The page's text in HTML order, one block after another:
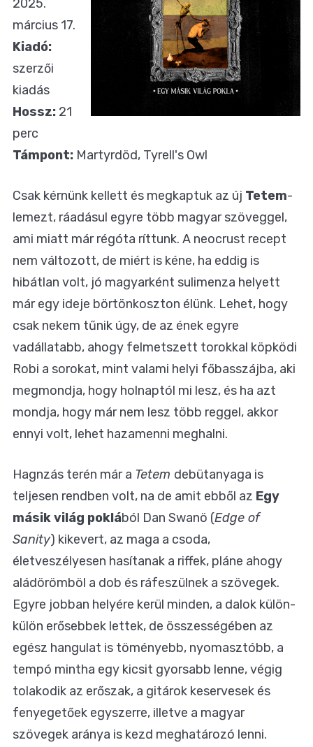
2025.
március 17.
Kiadó:
szerzői
kiadás
Hossz: 21
perc
Támpont: Martyrdöd, Tyrell's Owl
Csak kérnünk kellett és megkaptuk az új Tetem-
lemezt, ráadásul egyre több magyar szöveggel,
ami miatt már régóta ríttunk. A neocrust recept
nem változott, de miért is kéne, ha eddig is
hibátlan volt, jó magyarként sulimenza helyett
már egy ideje börtönkoszton élünk. Lehet, hogy
csak nekem tűnik úgy, de az ének egyre
vadállatabb, ahogy felmetszett torokkal köpködi
Robi a sorokat, mint valami helyi főbasszájba, aki
megmondja, hogy holnaptól mi lesz, és ha azt
mondja, hogy már nem lesz több reggel, akkor
ennyi volt, lehet hazamenni meghalni.
Hagnzás terén már a Tetem debütanyaga is
teljesen rendben volt, na de amit ebből az Egy
másik világ poklából Dan Swanö (Edge of
Sanity) kikevert, az maga a csoda,
életveszélyesen hasítanak a riffek, pláne ahogy
aládörömböl a dob és ráfeszülnek a szövegek.
Egyre jobban helyére kerül minden, a dalok külön-
külön erősebbek lettek, de összességében az
egész hangulat is töményebb, nyomasztóbb, a
tempó mintha egy kicsit gyorsabb lenne, végig
tolakodik az erőszak, a gitárok keservesek és
fenyegetőek egyszerre, illetve a magyar
szövegek aránya is kezd meghatározó lenni.